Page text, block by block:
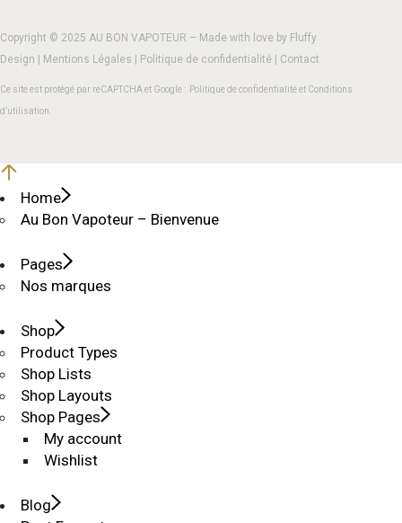
Copyright © 2025 AU BON VAPOTEUR – Made with love by Fluffy
Design | Mentions Légales | Politique de confidentialité | Contact
Ce site est protégé par reCAPTCHA et Google : Politique de confidentialitéet Conditions
d’utilisation
Home
Au Bon Vapoteur – Bienvenue
Pages
Nos marques
Shop
Product Types
Shop Lists
Shop Layouts
Shop Pages
My account
Wishlist
Blog